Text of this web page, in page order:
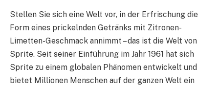
Stellen Sie sich eine Welt vor, in der Erfrischung die
Form eines prickelnden Getränks mit Zitronen-
Limetten-Geschmack annimmt – das ist die Welt von
Sprite. Seit seiner Einführung im Jahr 1961 hat sich
Sprite zu einem globalen Phänomen entwickelt und
bietet Millionen Menschen auf der ganzen Welt ein